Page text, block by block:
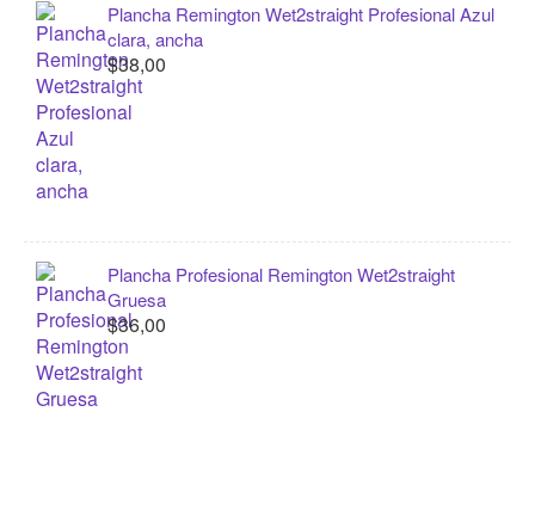
Plancha Remington Wet2straight Profesional Azul
clara, ancha
$38,00
Plancha Profesional Remington Wet2straight
Gruesa
$36,00